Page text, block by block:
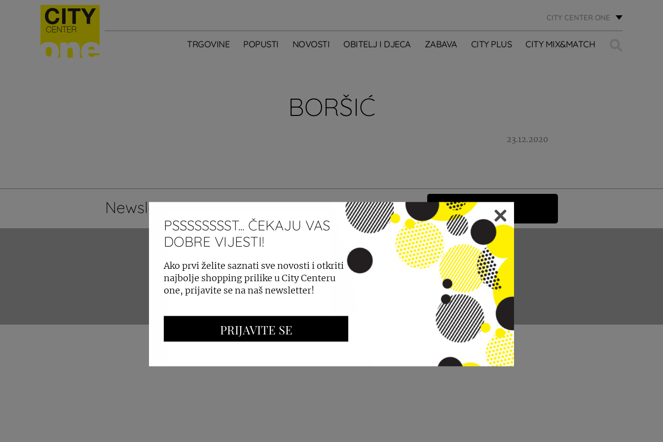
CITY CENTER ONE
TRGOVINE POPUSTI NOVOSTI OBITELJ I DJECA ZABAVA CITY PLUS CITY MIX&MATCH
BORŠIĆ
23.12.2020
Newsletter Želim primati newsletter City Centera one. PRIJAVI SE
OGLAŠAVANJE I PROMOCIJE CC REAL
PSSSSSSSST... ČEKAJU VAS
DOBRE VIJESTI!
Ako prvi želite saznati sve novosti i otkriti
najbolje shopping prilike u City Centeru
one, prijavite se na naš newsletter!
PRIJAVITE SE